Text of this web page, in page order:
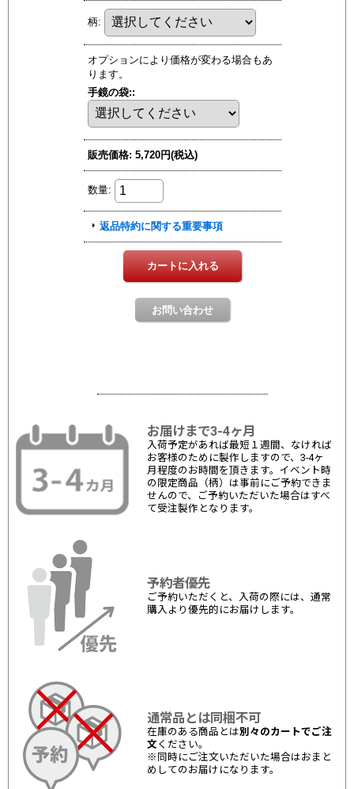
お届けまで3-4ヶ月
入荷予定があれば最短１週間、なければ
お客様のために製作しますので、3-4ヶ
月程度のお時間を頂きます。イベント時
の限定商品（柄）は事前にご予約できま
せんので、ご予約いただいた場合はすべ
て受注製作となります。
予約者優先
ご予約いただくと、入荷の際には、通常
購入より優先的にお届けします。
通常品とは同梱不可
在庫のある商品とは別々のカートでご注
文 ください。
※同時にご注文いただいた場合はおまと
めしてのお届けになります。